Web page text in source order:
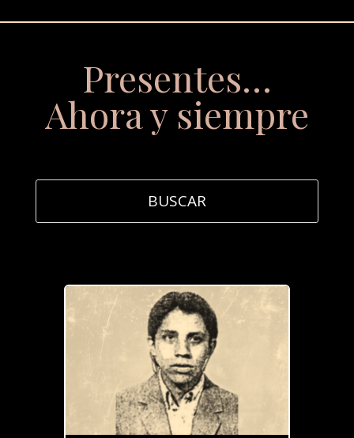
Presentes…
Ahora y siempre